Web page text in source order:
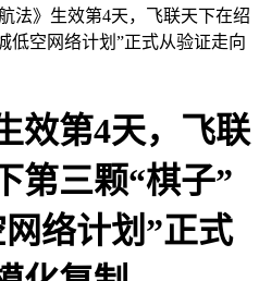
法》生效第4天，飞联天下在绍
空网络计划”正式从验证走向
效第4天，飞联
第三颗“棋子”
络计划”正式